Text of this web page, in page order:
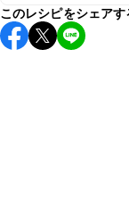
保存期間は冷蔵で
し上がりください
このレシピをシェアす